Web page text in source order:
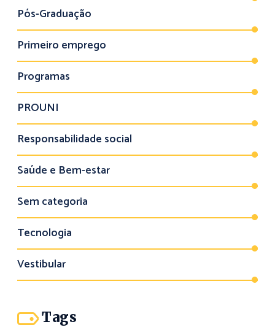
Pós-Graduação
Primeiro emprego
Programas
PROUNI
Responsabilidade social
Saúde e Bem-estar
Sem categoria
Tecnologia
Vestibular
Tags